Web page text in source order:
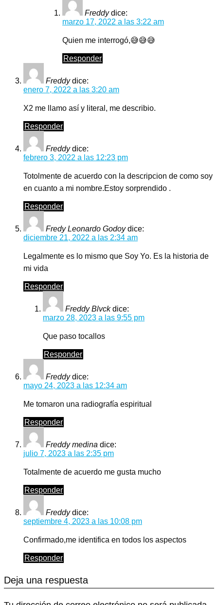
Freddy dice:
marzo 17, 2022 a las 3:22 am
Quien me interrogó,😅😅😅
Responder
Freddy dice:
enero 7, 2022 a las 3:20 am
X2 me llamo así y literal, me describio.
Responder
Freddy dice:
febrero 3, 2022 a las 12:23 pm
Totolmente de acuerdo con la descripcion de como soy
en cuanto a mi nombre.Estoy sorprendido .
Responder
Fredy Leonardo Godoy dice:
diciembre 21, 2022 a las 2:34 am
Legalmente es lo mismo que Soy Yo. Es la historia de
mi vida
Responder
Freddy Blvck dice:
marzo 28, 2023 a las 9:55 pm
Que paso tocallos
Responder
Freddy dice:
mayo 24, 2023 a las 12:34 am
Me tomaron una radiografía espiritual
Responder
Freddy medina dice:
julio 7, 2023 a las 2:35 pm
Totalmente de acuerdo me gusta mucho
Responder
Freddy dice:
septiembre 4, 2023 a las 10:08 pm
Confirmado,me identifica en todos los aspectos
Responder
Deja una respuesta